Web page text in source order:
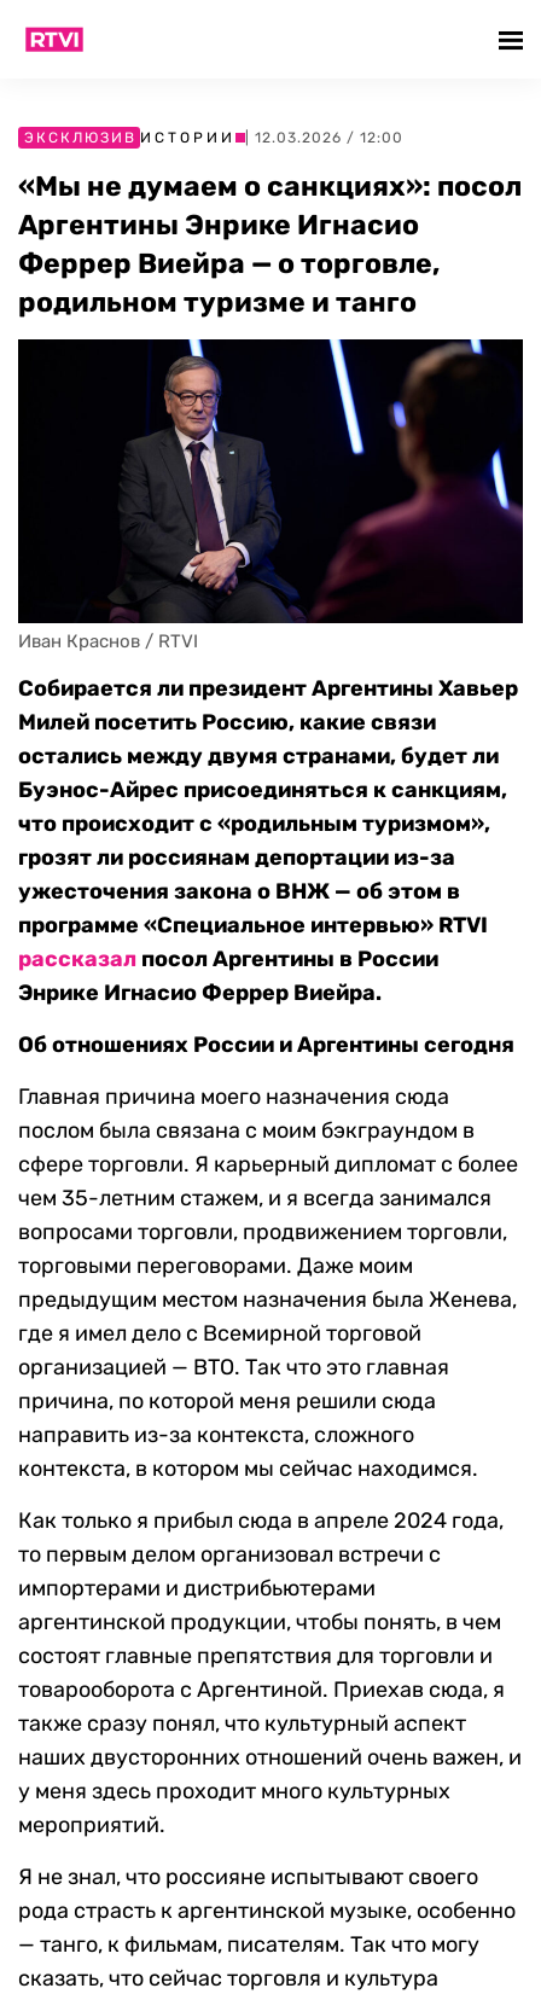
ЭКСКЛЮЗИВ ИСТОРИИ | 12.03.2026 / 12:00
«Мы не думаем о санкциях»: посол
Аргентины Энрике Игнасио
Феррер Виейра — о торговле,
родильном туризме и танго
Иван Краснов / RTVI
Собирается ли президент Аргентины Хавьер
Милей посетить Россию, какие связи
остались между двумя странами, будет ли
Буэнос-Айрес присоединяться к санкциям,
что происходит с «родильным туризмом»,
грозят ли россиянам депортации из-за
ужесточения закона о ВНЖ — об этом в
программе «Специальное интервью» RTVI
рассказал посол Аргентины в России
Энрике Игнасио Феррер Виейра.
Об отношениях России и Аргентины сегодня
Главная причина моего назначения сюда
послом была связана с моим бэкграундом в
сфере торговли. Я карьерный дипломат с более
чем 35-летним стажем, и я всегда занимался
вопросами торговли, продвижением торговли,
торговыми переговорами. Даже моим
предыдущим местом назначения была Женева,
где я имел дело с Всемирной торговой
организацией — ВТО. Так что это главная
причина, по которой меня решили сюда
направить из-за контекста, сложного
контекста, в котором мы сейчас находимся.
Как только я прибыл сюда в апреле 2024 года,
то первым делом организовал встречи с
импортерами и дистрибьютерами
аргентинской продукции, чтобы понять, в чем
состоят главные препятствия для торговли и
товарооборота с Аргентиной. Приехав сюда, я
также сразу понял, что культурный аспект
наших двусторонних отношений очень важен, и
у меня здесь проходит много культурных
мероприятий.
Я не знал, что россияне испытывают своего
рода страсть к аргентинской музыке, особенно
— танго, к фильмам, писателям. Так что могу
сказать, что сейчас торговля и культура